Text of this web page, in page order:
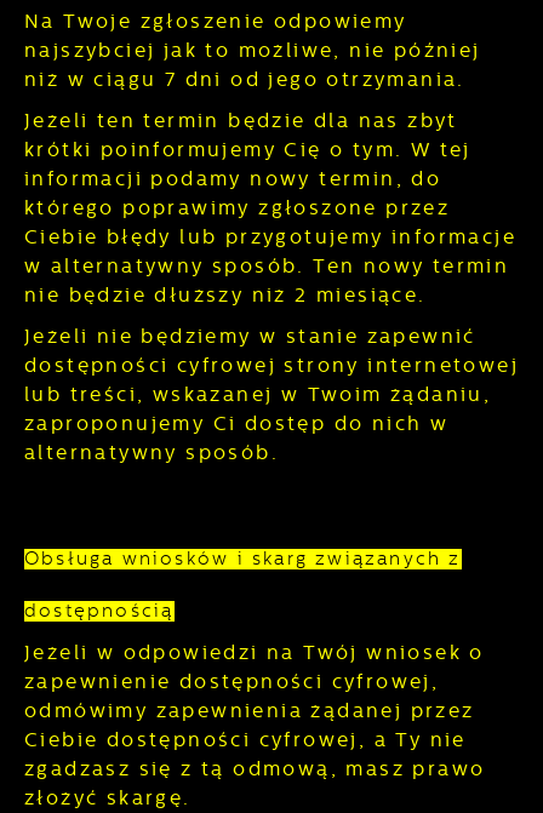
Na Twoje zgłoszenie odpowiemy
najszybciej jak to możliwe, nie później
niż w ciągu 7 dni od jego otrzymania.
Jeżeli ten termin będzie dla nas zbyt
krótki poinformujemy Cię o tym. W tej
informacji podamy nowy termin, do
którego poprawimy zgłoszone przez
Ciebie błędy lub przygotujemy informacje
w alternatywny sposób. Ten nowy termin
nie będzie dłuższy niż 2 miesiące.
Jeżeli nie będziemy w stanie zapewnić
dostępności cyfrowej strony internetowej
lub treści, wskazanej w Twoim żądaniu,
zaproponujemy Ci dostęp do nich w
alternatywny sposób.
Obsługa wniosków i skarg związanych z
dostępnością
Jeżeli w odpowiedzi na Twój wniosek o
zapewnienie dostępności cyfrowej,
odmówimy zapewnienia żądanej przez
Ciebie dostępności cyfrowej, a Ty nie
zgadzasz się z tą odmową, masz prawo
złożyć skargę.